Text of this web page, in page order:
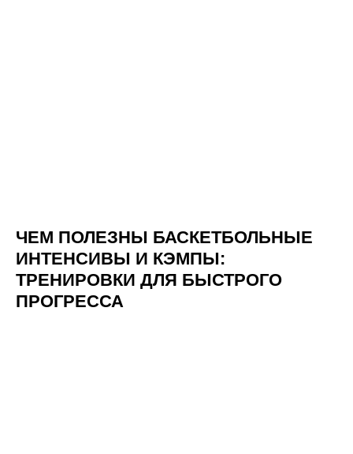
ЧЕМ ПОЛЕЗНЫ БАСКЕТБОЛЬНЫЕ
ИНТЕНСИВЫ И КЭМПЫ:
ТРЕНИРОВКИ ДЛЯ БЫСТРОГО
ПРОГРЕССА